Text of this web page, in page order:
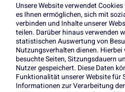
Unsere Website verwendet
es Ihnen ermöglichen, sich mit
verbinden und Inhalte unserer
teilen. Darüber hinaus verwenden
statistischen Auswertung von
Nutzungsverhalten dienen.
besuchte Seiten, Sitzungsdauern
Nutzer gespeichert. Diese Daten
Funktionalität unserer Website für
Informationen zur Verarbeitung
DIY: Blumiger
DIY: Blumiger